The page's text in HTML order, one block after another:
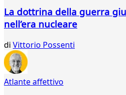
La dottrina della guerra
nell’era nucleare
di Vittorio Possenti
Atlante affettivo